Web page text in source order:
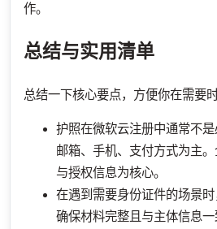
作。
总结与实用清单
总结一下核心要点，方便你在需要时
护照在微软云注册中通常不
邮箱、手机、支付方式为主
与授权信息为核心。
在遇到需要身份证件的场景时
确保材料完整且与主体信息一